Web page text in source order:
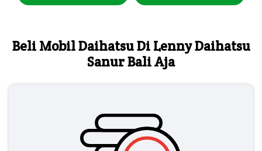
Beli Mobil Daihatsu Di Lenny Daihatsu
Sanur Bali Aja